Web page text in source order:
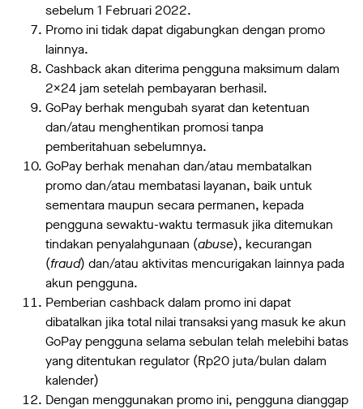
sebelum 1 Februari 2022.
Promo ini tidak dapat digabungkan dengan promo
lainnya.
Cashback akan diterima pengguna maksimum dalam
2x24 jam setelah pembayaran berhasil.
GoPay berhak mengubah syarat dan ketentuan
dan/atau menghentikan promosi tanpa
pemberitahuan sebelumnya.
GoPay berhak menahan dan/atau membatalkan
promo dan/atau membatasi layanan, baik untuk
sementara maupun secara permanen, kepada
pengguna sewaktu-waktu termasuk jika ditemukan
tindakan penyalahgunaan (abuse), kecurangan
(fraud) dan/atau aktivitas mencurigakan lainnya pada
akun pengguna.
Pemberian cashback dalam promo ini dapat
dibatalkan jika total nilai transaksi yang masuk ke akun
GoPay pengguna selama sebulan telah melebihi batas
yang ditentukan regulator (Rp20 juta/bulan dalam
kalender)
Dengan menggunakan promo ini, pengguna dianggap